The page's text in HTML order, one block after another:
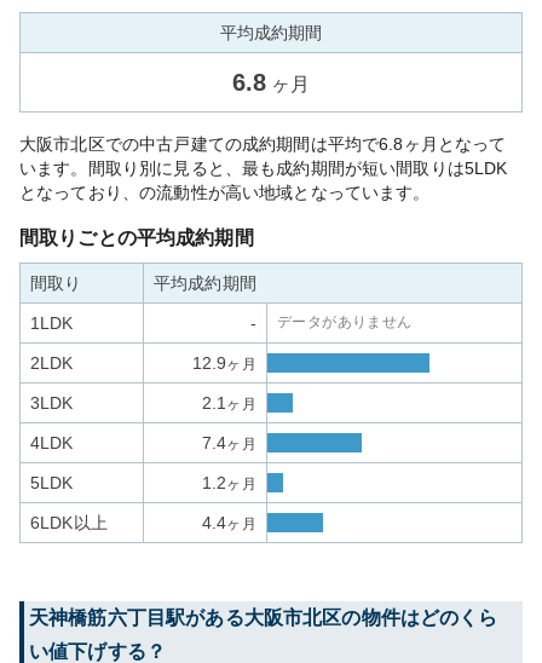
平均成約期間
6.8 ヶ月
大阪市北区での中古戸建ての成約期間は平均で6.8ヶ月となって
います。間取り別に見ると、最も成約期間が短い間取りは5LDK
となっており、の流動性が高い地域となっています。
間取りごとの平均成約期間
間取り 平均成約期間
1LDK - データがありません
2LDK 12.9ヶ月
3LDK 2.1 ヶ月
4LDK 7.4ヶ月
5LDK 1.2ヶ月
6LDK以上 4.4ヶ月
天神橋筋六丁目駅がある大阪市北区の物件はどのくら
い値下げする？